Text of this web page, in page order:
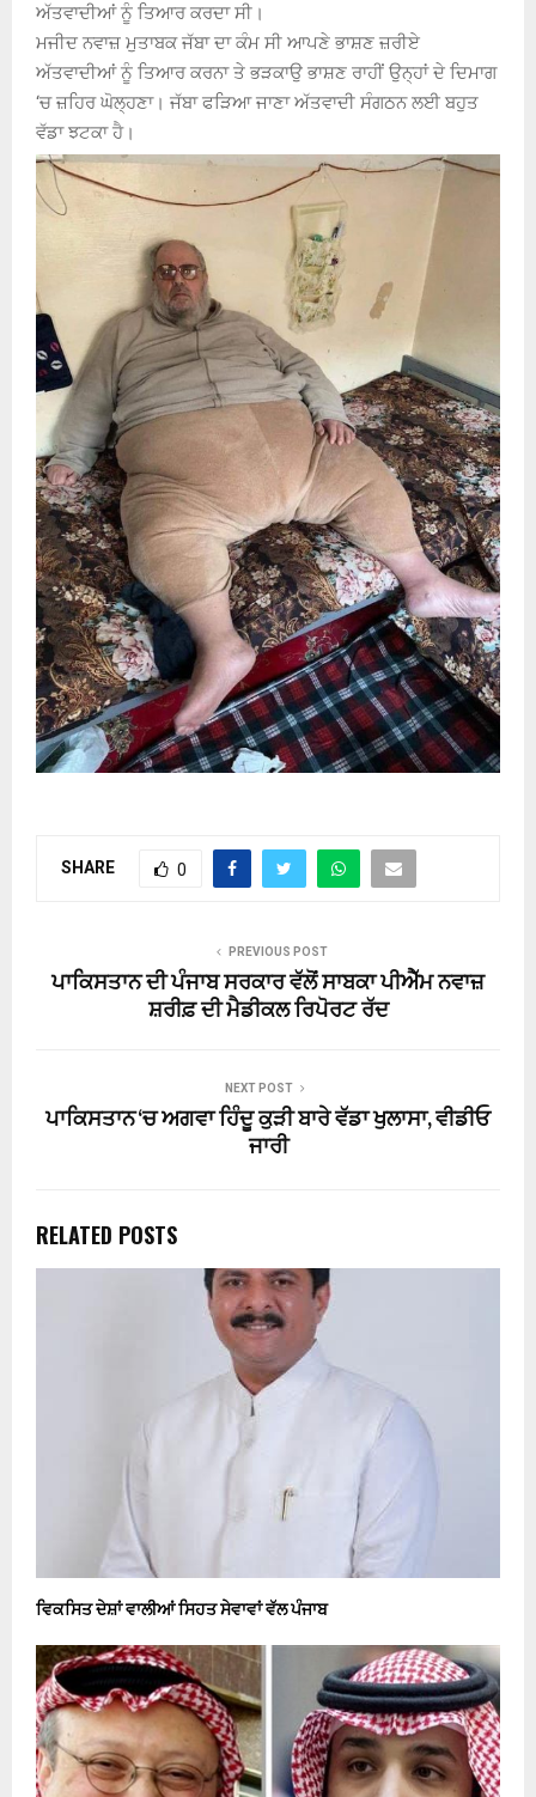
ਅੱਤਵਾਦੀਆਂ ਨੂੰ ਤਿਆਰ ਕਰਦਾ ਸੀ।
ਮਜੀਦ ਨਵਾਜ਼ ਮੁਤਾਬਕ ਜੱਬਾ ਦਾ ਕੰਮ ਸੀ ਆਪਣੇ ਭਾਸ਼ਣ ਜ਼ਰੀਏ
ਅੱਤਵਾਦੀਆਂ ਨੂੰ ਤਿਆਰ ਕਰਨਾ ਤੇ ਭੜਕਾਉ ਭਾਸ਼ਣ ਰਾਹੀਂ ਉਨ੍ਹਾਂ ਦੇ ਦਿਮਾਗ
‘ਚ ਜ਼ਹਿਰ ਘੋਲ੍ਹਣਾ। ਜੱਬਾ ਫੜਿਆ ਜਾਣਾ ਅੱਤਵਾਦੀ ਸੰਗਠਨ ਲਈ ਬਹੁਤ
ਵੱਡਾ ਝਟਕਾ ਹੈ।
SHARE 0
PREVIOUS POST
ਪਾਕਿਸਤਾਨ ਦੀ ਪੰਜਾਬ ਸਰਕਾਰ ਵੱਲੋਂ ਸਾਬਕਾ ਪੀਐੱਮ ਨਵਾਜ਼
ਸ਼ਰੀਫ਼ ਦੀ ਮੈਡੀਕਲ ਰਿਪੋਰਟ ਰੱਦ
NEXT POST
ਪਾਕਿਸਤਾਨ ‘ਚ ਅਗਵਾ ਹਿੰਦੂ ਕੁੜੀ ਬਾਰੇ ਵੱਡਾ ਖੁਲਾਸਾ, ਵੀਡੀਓ
ਜਾਰੀ
RELATED POSTS
ਵਿਕਸਿਤ ਦੇਸ਼ਾਂ ਵਾਲੀਆਂ ਸਿਹਤ ਸੇਵਾਵਾਂ ਵੱਲ ਪੰਜਾਬ